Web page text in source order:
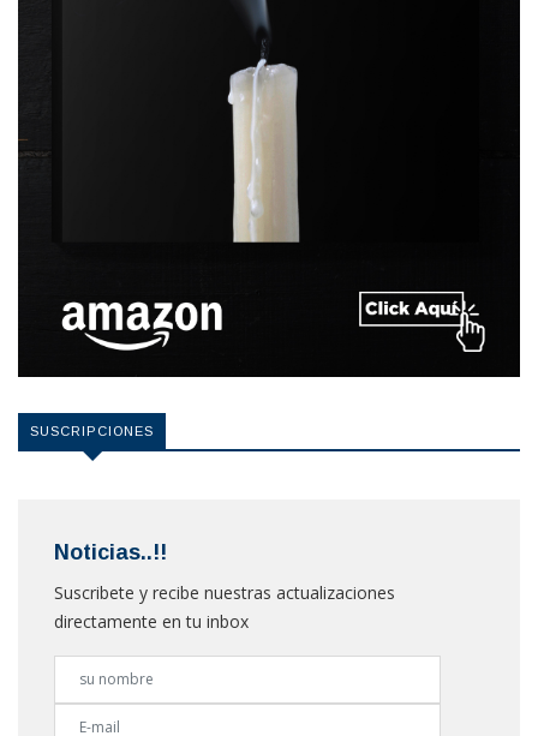
SUSCRIPCIONES
Noticias..!!
Suscribete y recibe nuestras actualizaciones
directamente en tu inbox